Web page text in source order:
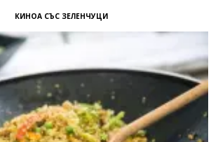
КИНОА СЪС ЗЕЛЕНЧУЦИ